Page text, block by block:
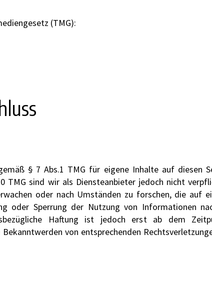
(TMG):
§ 7 Abs.1 TMG für eigene Inhalte auf diesen
TMG sind wir als Diensteanbieter jedoch nicht
oder nach Umständen zu forschen, die auf
oder Sperrung der Nutzung von Informationen
Haftung ist jedoch erst ab dem
von entsprechenden